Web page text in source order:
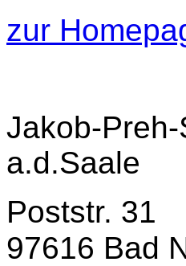
zur
Jakob-
a.d.Saale
Poststr. 31
97616 Bad